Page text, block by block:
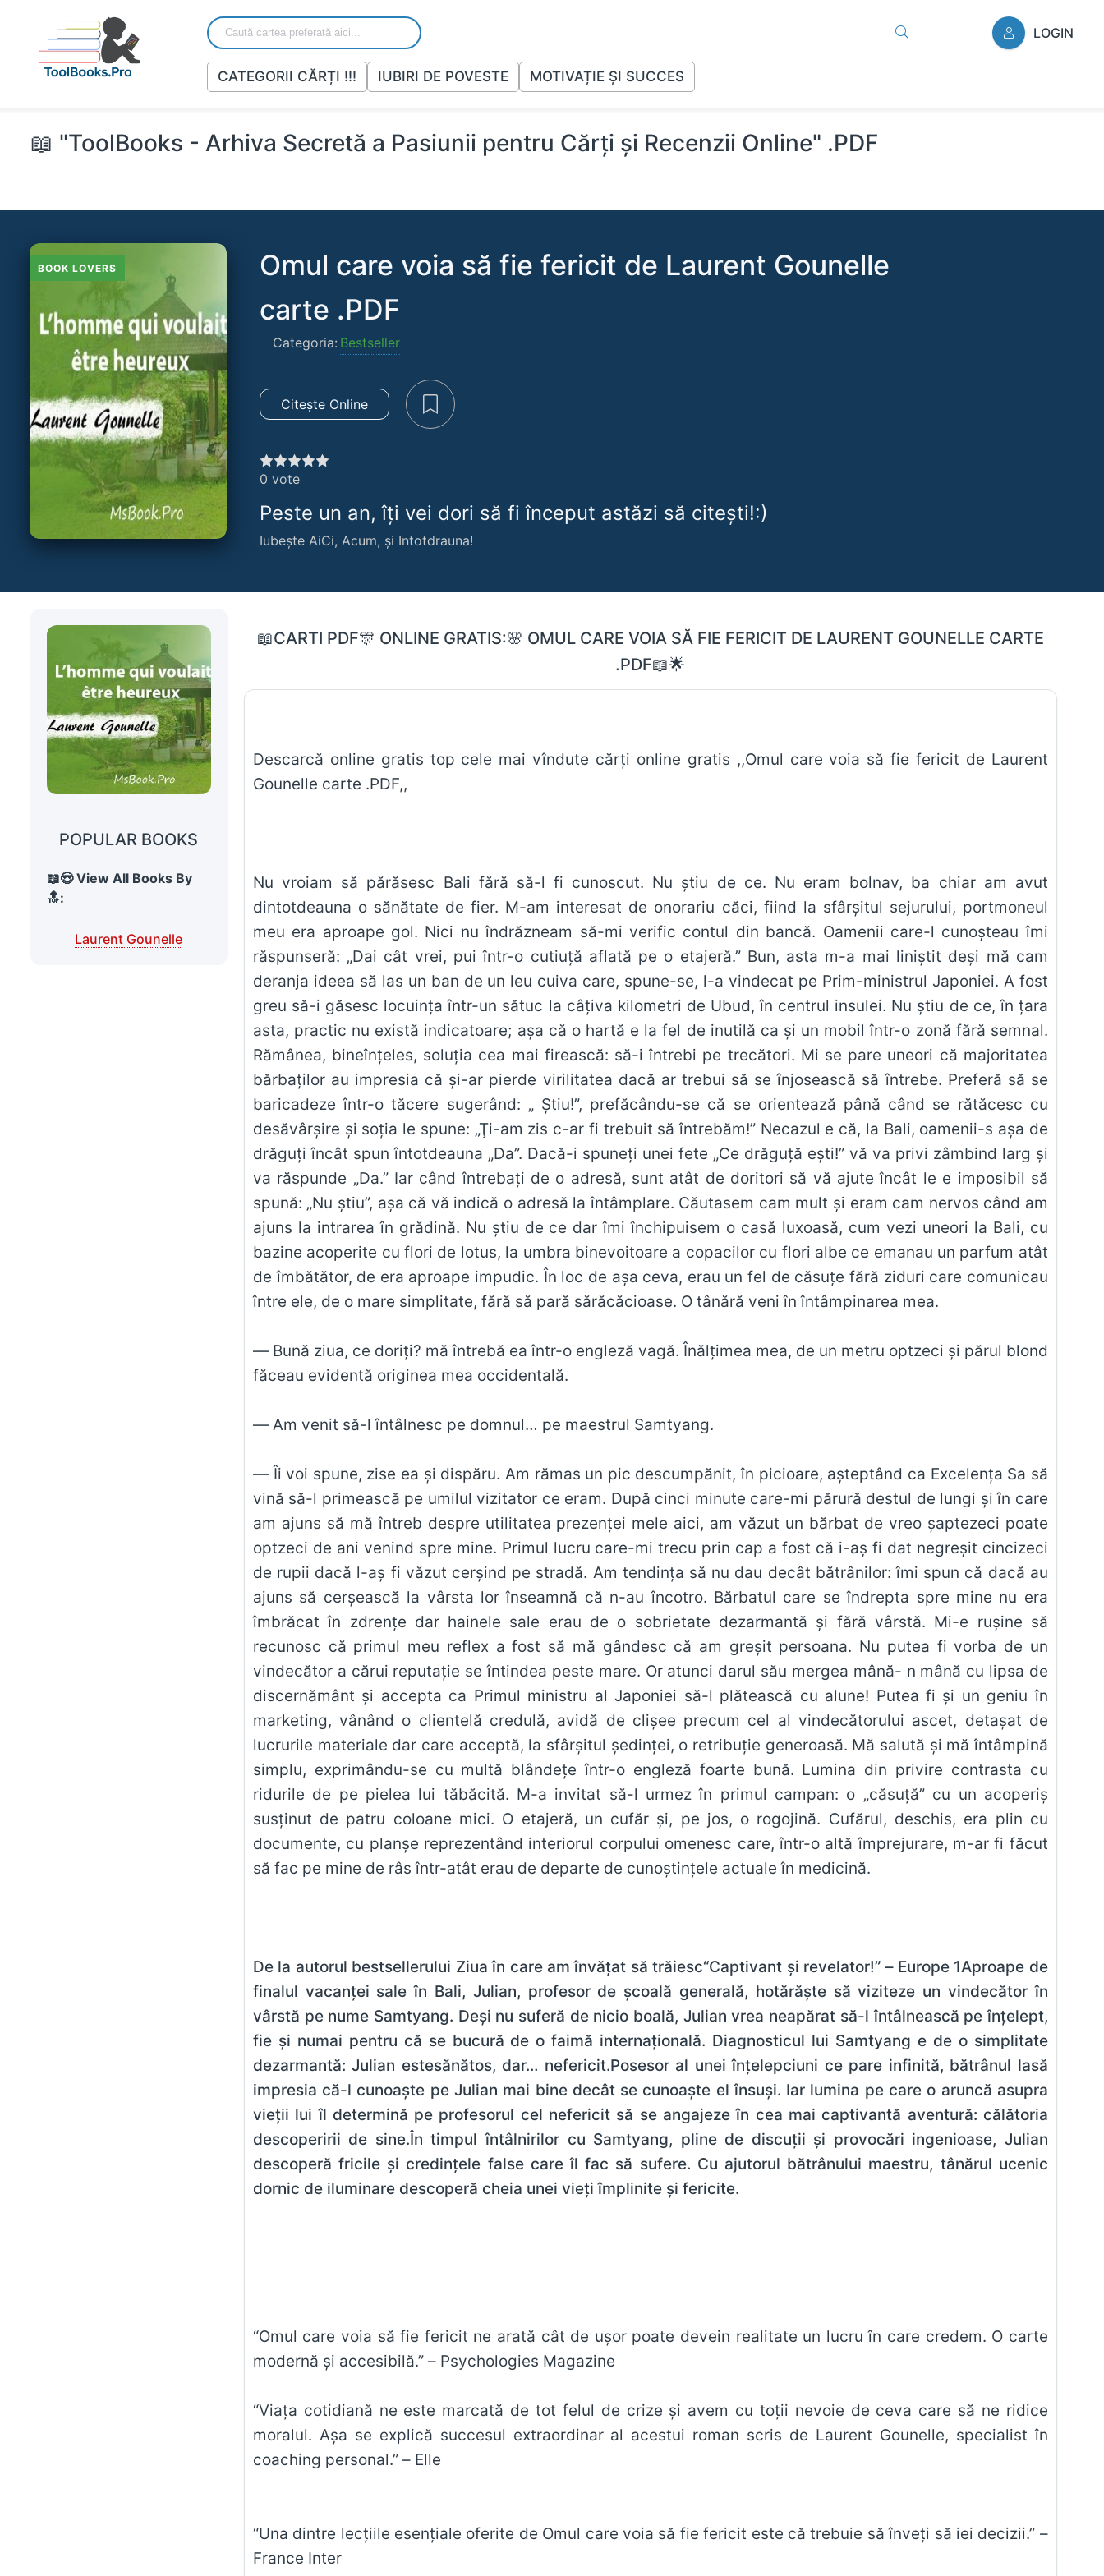
CATEGORII CĂRȚI !!! IUBIRI DE POVESTE MOTIVAȚIE ȘI SUCCES
LOGIN
📖 "ToolBooks - Arhiva Secretă a Pasiunii pentru Cărți și Recenzii Online" .PDF
BOOK LOVERS
Omul care voia să fie fericit de Laurent Gounelle
carte .PDF
Categoria: Bestseller
Citește Online
0 vote
Peste un an, îți vei dori să fi început astăzi să citești!:)
Iubește AiCi, Acum, și Intotdrauna!
POPULAR BOOKS
📖😍 View All Books By
🔝:
Laurent Gounelle
📖CARTI PDF🎊 ONLINE GRATIS:🌸 OMUL CARE VOIA SĂ FIE FERICIT DE LAURENT GOUNELLE CARTE
.PDF📖🌟
Descarcă online gratis top cele mai vîndute cărți online gratis ,,Omul care voia să fie fericit de Laurent
Gounelle carte .PDF,,
Nu vroiam să părăsesc Bali fără să-l fi cunoscut. Nu ştiu de ce. Nu eram bolnav, ba chiar am avut
dintotdeauna o sănătate de fier. M-am interesat de onorariu căci, fiind la sfârşitul sejurului, portmoneul
meu era aproape gol. Nici nu îndrăzneam să-mi verific contul din bancă. Oamenii care-l cunoşteau îmi
răspunseră: „Dai cât vrei, pui într-o cutiuţă aflată pe o etajeră.” Bun, asta m-a mai liniştit deşi mă cam
deranja ideea să las un ban de un leu cuiva care, spune-se, l-a vindecat pe Prim-ministrul Japoniei. A fost
greu să-i găsesc locuinţa într-un sătuc la câţiva kilometri de Ubud, în centrul insulei. Nu ştiu de ce, în ţara
asta, practic nu există indicatoare; aşa că o hartă e la fel de inutilă ca şi un mobil într-o zonă fără semnal.
Rămânea, bineînţeles, soluţia cea mai firească: să-i întrebi pe trecători. Mi se pare uneori că majoritatea
bărbaţilor au impresia că şi-ar pierde virilitatea dacă ar trebui să se înjosească să întrebe. Preferă să se
baricadeze într-o tăcere sugerând: „ Ştiu!”, prefăcându-se că se orientează până când se rătăcesc cu
desăvârşire şi soţia le spune: „Ţi-am zis c-ar fi trebuit să întrebăm!” Necazul e că, la Bali, oamenii-s aşa de
drăguţi încât spun întotdeauna „Da”. Dacă-i spuneţi unei fete „Ce drăguţă eşti!” vă va privi zâmbind larg şi
va răspunde „Da.” Iar când întrebaţi de o adresă, sunt atât de doritori să vă ajute încât le e imposibil să
spună: „Nu ştiu”, aşa că vă indică o adresă la întâmplare. Căutasem cam mult şi eram cam nervos când am
ajuns la intrarea în grădină. Nu ştiu de ce dar îmi închipuisem o casă luxoasă, cum vezi uneori la Bali, cu
bazine acoperite cu flori de lotus, la umbra binevoitoare a copacilor cu flori albe ce emanau un parfum atât
de îmbătător, de era aproape impudic. În loc de aşa ceva, erau un fel de căsuţe fără ziduri care comunicau
între ele, de o mare simplitate, fără să pară sărăcăcioase. O tânără veni în întâmpinarea mea.
— Bună ziua, ce doriţi? mă întrebă ea într-o engleză vagă. Înălţimea mea, de un metru optzeci şi părul blond
făceau evidentă originea mea occidentală.
— Am venit să-l întâlnesc pe domnul… pe maestrul Samtyang.
— Îi voi spune, zise ea şi dispăru. Am rămas un pic descumpănit, în picioare, aşteptând ca Excelenţa Sa să
vină să-l primească pe umilul vizitator ce eram. După cinci minute care-mi părură destul de lungi şi în care
am ajuns să mă întreb despre utilitatea prezenţei mele aici, am văzut un bărbat de vreo şaptezeci poate
optzeci de ani venind spre mine. Primul lucru care-mi trecu prin cap a fost că i-aş fi dat negreşit cincizeci
de rupii dacă l-aş fi văzut cerşind pe stradă. Am tendinţa să nu dau decât bătrânilor: îmi spun că dacă au
ajuns să cerşească la vârsta lor înseamnă că n-au încotro. Bărbatul care se îndrepta spre mine nu era
îmbrăcat în zdrenţe dar hainele sale erau de o sobrietate dezarmantă şi fără vârstă. Mi-e ruşine să
recunosc că primul meu reflex a fost să mă gândesc că am greşit persoana. Nu putea fi vorba de un
vindecător a cărui reputaţie se întindea peste mare. Or atunci darul său mergea mână- n mână cu lipsa de
discernământ şi accepta ca Primul ministru al Japoniei să-l plătească cu alune! Putea fi şi un geniu în
marketing, vânând o clientelă credulă, avidă de clişee precum cel al vindecătorului ascet, detaşat de
lucrurile materiale dar care acceptă, la sfârşitul şedinţei, o retribuţie generoasă. Mă salută şi mă întâmpină
simplu, exprimându-se cu multă blândeţe într-o engleză foarte bună. Lumina din privire contrasta cu
ridurile de pe pielea lui tăbăcită. M-a invitat să-l urmez în primul campan: o „căsuţă” cu un acoperiş
susţinut de patru coloane mici. O etajeră, un cufăr şi, pe jos, o rogojină. Cufărul, deschis, era plin cu
documente, cu planşe reprezentând interiorul corpului omenesc care, într-o altă împrejurare, m-ar fi făcut
să fac pe mine de râs într-atât erau de departe de cunoştinţele actuale în medicină.
De la autorul bestsellerului Ziua în care am învăţat să trăiesc“Captivant şi revelator!” – Europe 1Aproape de
finalul vacanţei sale în Bali, Julian, profesor de şcoală generală, hotărăşte să viziteze un vindecător în
vârstă pe nume Samtyang. Deşi nu suferă de nicio boală, Julian vrea neapărat să-l întâlnească pe înțelept,
fie şi numai pentru că se bucură de o faimă internaţională. Diagnosticul lui Samtyang e de o simplitate
dezarmantă: Julian estesănătos, dar… nefericit.Posesor al unei înţelepciuni ce pare infinită, bătrânul lasă
impresia că-l cunoaşte pe Julian mai bine decât se cunoaşte el însuşi. Iar lumina pe care o aruncă asupra
vieţii lui îl determină pe profesorul cel nefericit să se angajeze în cea mai captivantă aventură: călătoria
descoperirii de sine.În timpul întâlnirilor cu Samtyang, pline de discuţii şi provocări ingenioase, Julian
descoperă fricile şi credinţele false care îl fac să sufere. Cu ajutorul bătrânului maestru, tânărul ucenic
dornic de iluminare descoperă cheia unei vieţi împlinite şi fericite.
“Omul care voia să fie fericit ne arată cât de uşor poate devein realitate un lucru în care credem. O carte
modernă şi accesibilă.” – Psychologies Magazine
“Viaţa cotidiană ne este marcată de tot felul de crize şi avem cu toţii nevoie de ceva care să ne ridice
moralul. Aşa se explică succesul extraordinar al acestui roman scris de Laurent Gounelle, specialist în
coaching personal.” – Elle
“Una dintre lecţiile esenţiale oferite de Omul care voia să fie fericit este că trebuie să înveţi să iei decizii.” –
France Inter